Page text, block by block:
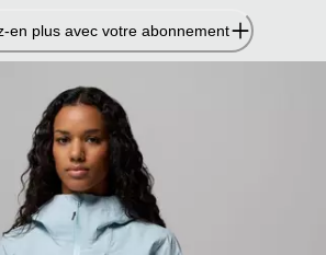
en plus avec votre abonnement